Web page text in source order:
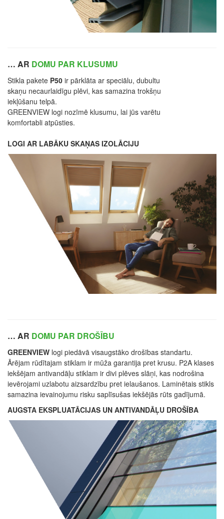
… AR DOMU PAR KLUSUMU
Stikla pakete P50 ir pārklāta ar speciālu, dubultu
skaņu necaurlaidīgu plēvi, kas samazina trokšņu
iekļūšanu telpā.
GREENVIEW logi nozīmē klusumu, lai jūs varētu
komfortabli atpūsties.
LOGI AR LABĀKU SKAŅAS IZOLĀCIJU
… AR DOMU PAR DROŠĪBU
GREENVIEW logi piedāvā visaugstāko drošības standartu.
Ārējam rūdītajam stiklam ir mūža garantija pret krusu. P2A klases
iekšējam antivandāļu stiklam ir divi plēves slāņi, kas nodrošina
ievērojami uzlabotu aizsardzību pret ielaušanos. Laminētais stikls
samazina ievainojumu risku saplīsušas iekšējās rūts gadījumā.
AUGSTA EKSPLUATĀCIJAS UN ANTIVANDĀĻU DROŠĪBA